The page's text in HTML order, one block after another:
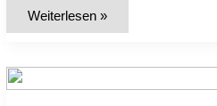
PCFFM
BitLocker-
auslesen
Weiterlesen »